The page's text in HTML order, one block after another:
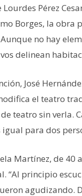
Lourdes Pérez
Borges, la obra
no hay
delinean
José
el teatro
teatro sin verla.
para dos
Martínez, de 40
“Al principio
agudizando.